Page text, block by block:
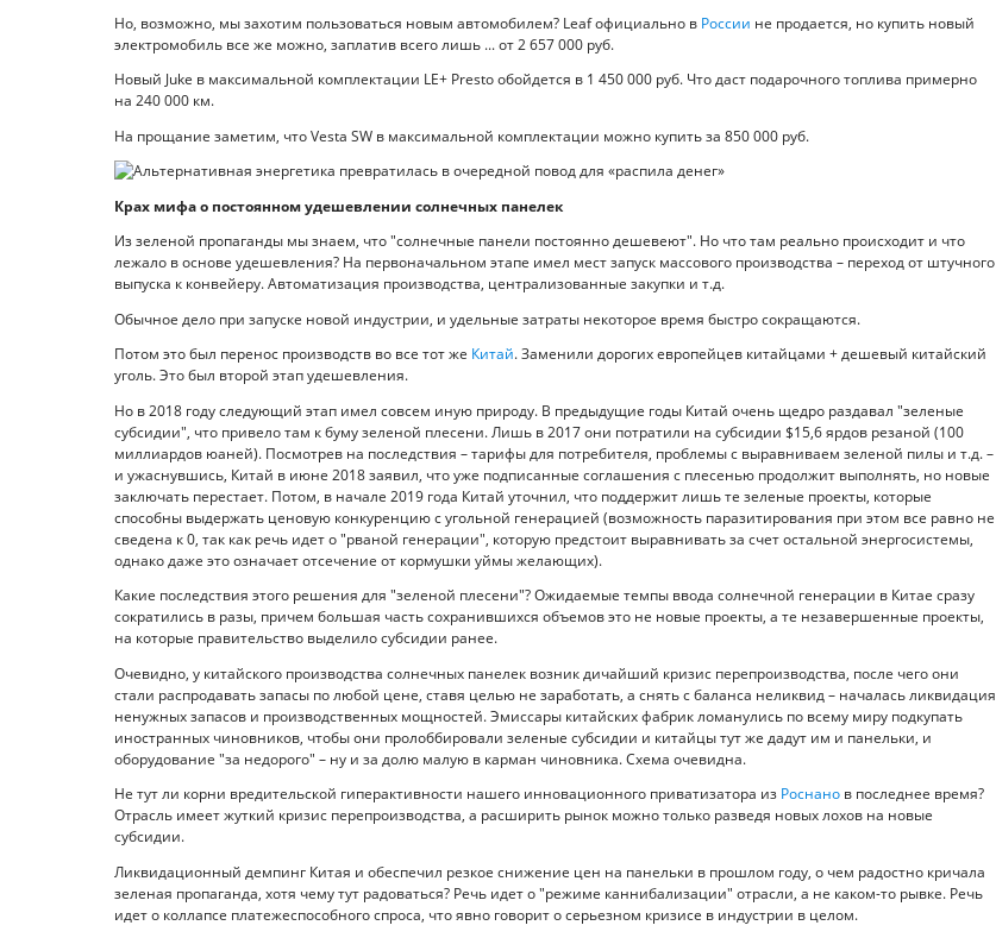
Но, возможно, мы захотим пользоваться новым автомобилем? Leaf официально в России не продается, но купить новый
электромобиль все же можно, заплатив всего лишь ... от 2 657 000 руб.
Новый Juke в максимальной комплектации LE+ Presto обойдется в 1 450 000 руб. Что даст подарочного топлива примерно
на 240 000 км.
На прощание заметим, что Vesta SW в максимальной комплектации можно купить за 850 000 руб.
Крах мифа о постоянном удешевлении солнечных панелек
Из зеленой пропаганды мы знаем, что "солнечные панели постоянно дешевеют". Но что там реально происходит и что
лежало в основе удешевления? На первоначальном этапе имел мест запуск массового производства – переход от штучного
выпуска к конвейеру. Автоматизация производства, централизованные закупки и т.д.
Обычное дело при запуске новой индустрии, и удельные затраты некоторое время быстро сокращаются.
Потом это был перенос производств во все тот же Китай. Заменили дорогих европейцев китайцами + дешевый китайский
уголь. Это был второй этап удешевления.
Но в 2018 году следующий этап имел совсем иную природу. В предыдущие годы Китай очень щедро раздавал "зеленые
субсидии", что привело там к буму зеленой плесени. Лишь в 2017 они потратили на субсидии $15,6 ярдов резаной (100
миллиардов юаней). Посмотрев на последствия – тарифы для потребителя, проблемы с выравниваем зеленой пилы и т.д. –
и ужаснувшись, Китай в июне 2018 заявил, что уже подписанные соглашения с плесенью продолжит выполнять, но новые
заключать перестает. Потом, в начале 2019 года Китай уточнил, что поддержит лишь те зеленые проекты, которые
способны выдержать ценовую конкуренцию с угольной генерацией (возможность паразитирования при этом все равно не
сведена к 0, так как речь идет о "рваной генерации", которую предстоит выравнивать за счет остальной энергосистемы,
однако даже это означает отсечение от кормушки уймы желающих).
Какие последствия этого решения для "зеленой плесени"? Ожидаемые темпы ввода солнечной генерации в Китае сразу
сократились в разы, причем большая часть сохранившихся объемов это не новые проекты, а те незавершенные проекты,
на которые правительство выделило субсидии ранее.
Очевидно, у китайского производства солнечных панелек возник дичайший кризис перепроизводства, после чего они
стали распродавать запасы по любой цене, ставя целью не заработать, а снять с баланса неликвид – началась ликвидация
ненужных запасов и производственных мощностей. Эмиссары китайских фабрик ломанулись по всему миру подкупать
иностранных чиновников, чтобы они пролоббировали зеленые субсидии и китайцы тут же дадут им и панельки, и
оборудование "за недорого" – ну и за долю малую в карман чиновника. Схема очевидна.
Не тут ли корни вредительской гиперактивности нашего инновационного приватизатора из Роснано в последнее время?
Отрасль имеет жуткий кризис перепроизводства, а расширить рынок можно только разведя новых лохов на новые
субсидии.
Ликвидационный демпинг Китая и обеспечил резкое снижение цен на панельки в прошлом году, о чем радостно кричала
зеленая пропаганда, хотя чему тут радоваться? Речь идет о "режиме каннибализации" отрасли, а не каком-то рывке. Речь
идет о коллапсе платежеспособного спроса, что явно говорит о серьезном кризисе в индустрии в целом.